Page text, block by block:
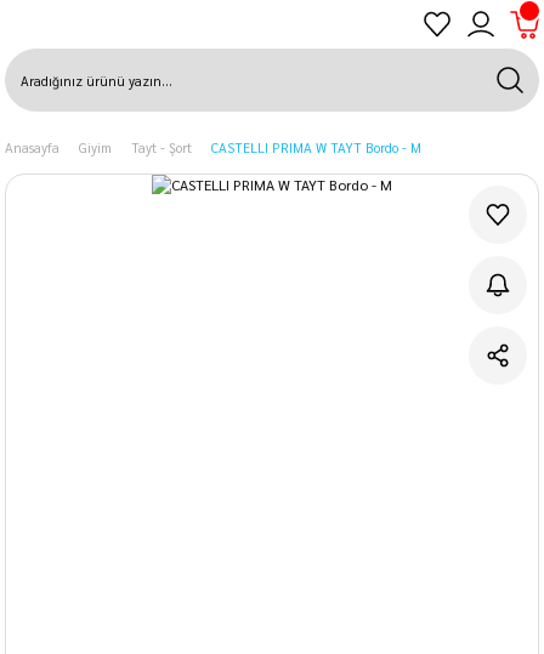
Anasayfa Giyim Tayt - Şort CASTELLI PRIMA W TAYT Bordo - M